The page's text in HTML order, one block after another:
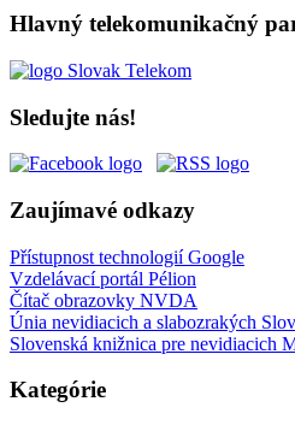
Hlavný telekomunikačný
Sledujte nás!
Zaujímavé odkazy
Přístupnost technologií Google
Vzdelávací portál Pélion
Čítač obrazovky NVDA
Únia nevidiacich a slabozrakých
Slovenská knižnica pre nevidiacich
Kategórie